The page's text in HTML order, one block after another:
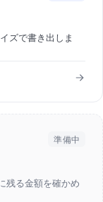
ズで書き出しま
準備中
残る金額を確かめ